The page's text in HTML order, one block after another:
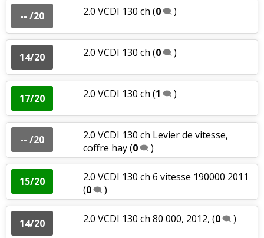
-- /20 2.0 VCDI 130 ch (0 )
14/20 2.0 VCDI 130 ch (0 )
17/20 2.0 VCDI 130 ch (1 )
-- /20
2.0 VCDI 130 ch Levier de vitesse,
coffre hay(0 )
15/20
2.0 VCDI 130 ch 6 vitesse 190000 2011
(0 )
14/20 2.0 VCDI 130 ch 80 000, 2012, (0 )